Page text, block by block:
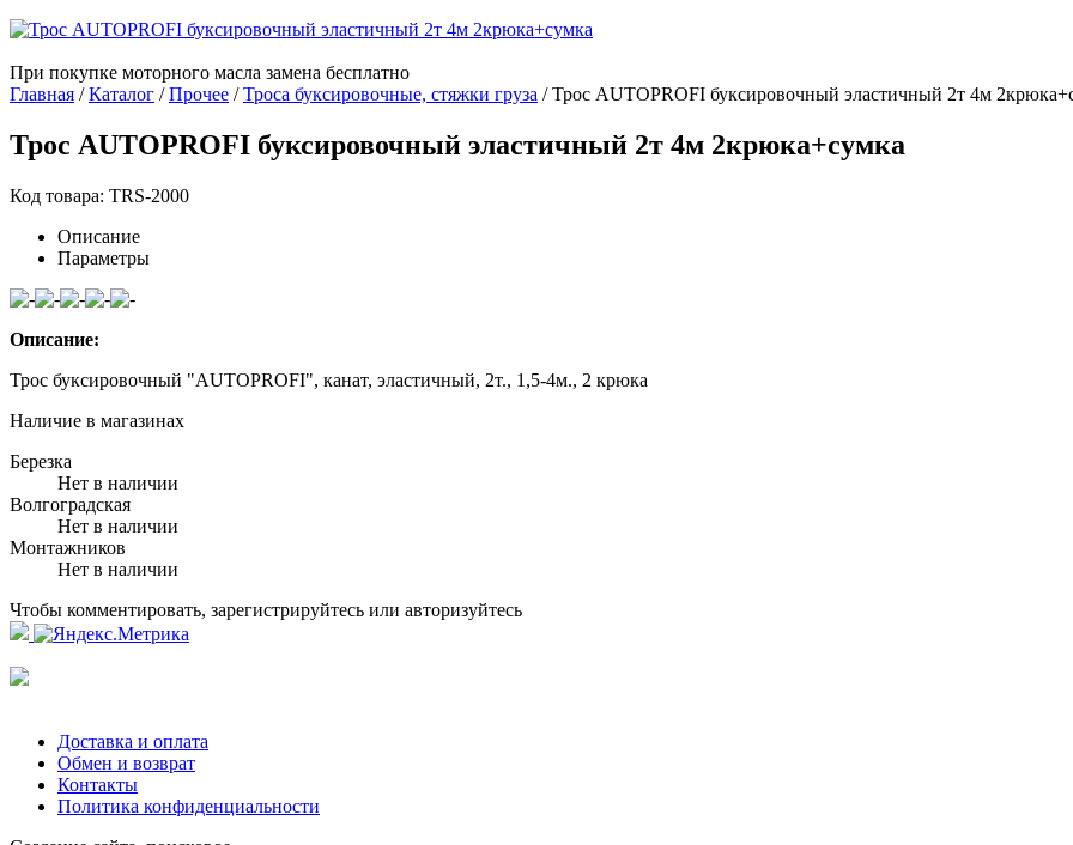
При покупке моторного масла замена бесплатно
Главная /Каталог /Прочее /Троса буксировочные, стяжки груза /Трос AUTOPROFI буксировочный эластичный 2т 4м
Трос AUTOPROFI буксировочный эластичный 2т 4м 2крюка+сумка
Код товара: TRS-2000
Описание
Параметры
Описание:
Трос буксировочный "AUTOPROFI", канат, эластичный, 2т., 1,5-4м., 2 крюка
Наличие в магазинах
Березка
Нет в наличии
Волгоградская
Нет в наличии
Монтажников
Нет в наличии
Чтобы комментировать, зарегистрируйтесь или авторизуйтесь
Доставка и оплата
Обмен и возврат
Контакты
Политика конфиденциальности